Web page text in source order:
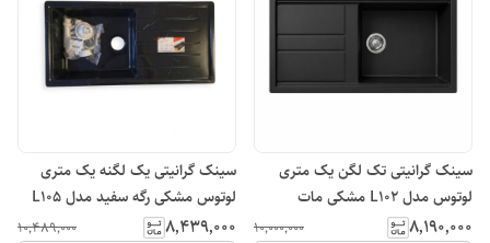
سینک گرانیتی تک لگن یک متری
لوتوس مدل L102 مشکی مات
۸٬۱۹۰٬۰۰۰ ۱۰٬۰۰۰٬۰۰۰
سینک گرانیتی یک لگنه یک متری
لوتوس مشکی رگه سفید مدل L10۵
۸٬۴۳۹٬۰۰۰ ۱۰٬۴۸۹٬۰۰۰